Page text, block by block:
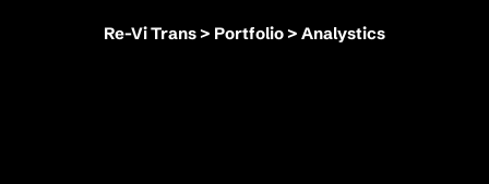
Re-Vi Trans > Portfolio > Analystics